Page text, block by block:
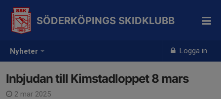
Nyheter Logga in
SÖDERKÖPINGS SKIDKLUBB
Inbjudan till Kimstadloppet 8 mars
2 mar 2025